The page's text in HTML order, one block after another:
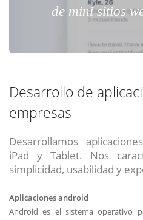
de mini sitios
Desarrollo de
empresas
Desarrollamos
iPad y Tablet. Nos
simplicidad, usabilidad y
Aplicaciones android
Android es el sistema operativo